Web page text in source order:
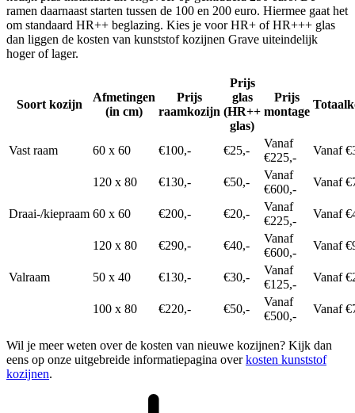
ramen daarnaast starten tussen de 100 en 200 euro. Hiermee gaat het
om standaard HR++ beglazing. Kies je voor HR+ of HR+++ glas
dan liggen de kosten van kunststof kozijnen Grave uiteindelijk
hoger of lager.
Soort kozijn
Afmetingen
(in cm)
Prijs
raamkozijn
Prijs
glas
(HR++
glas)
Prijs
montage
Vast raam 60 x 60 €100,- €25,-
Vanaf
€225,-
Vanaf
120 x 80 €130,- €50,-
Vanaf
€600,-
Vanaf
Draai-/kiepraam 60 x 60 €200,- €20,-
Vanaf
€225,-
Vanaf
120 x 80 €290,- €40,-
Vanaf
€600,-
Vanaf
Valraam 50 x 40 €130,- €30,-
Vanaf
€125,-
Vanaf
100 x 80 €220,- €50,-
Vanaf
€500,-
Vanaf
Wil je meer weten over de kosten van nieuwe kozijnen? Kijk dan
eens op onze uitgebreide informatiepagina overkosten kunststof
kozijnen.